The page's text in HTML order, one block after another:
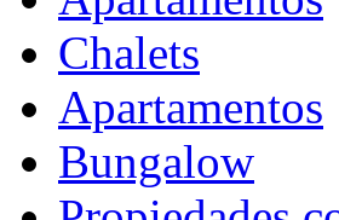
Chalets
Apartamentos
Bungalow